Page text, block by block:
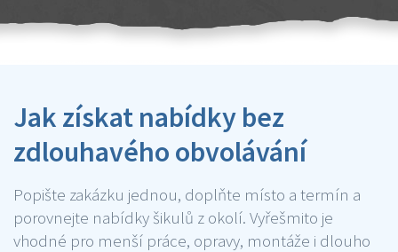
Jak získat nabídky bez
zdlouhavého obvolávání
Popište zakázku jednou, doplňte místo a termín a
porovnejte nabídky šikulů z okolí. Vyřešmito je
vhodné pro menší práce, opravy, montáže i dlouho